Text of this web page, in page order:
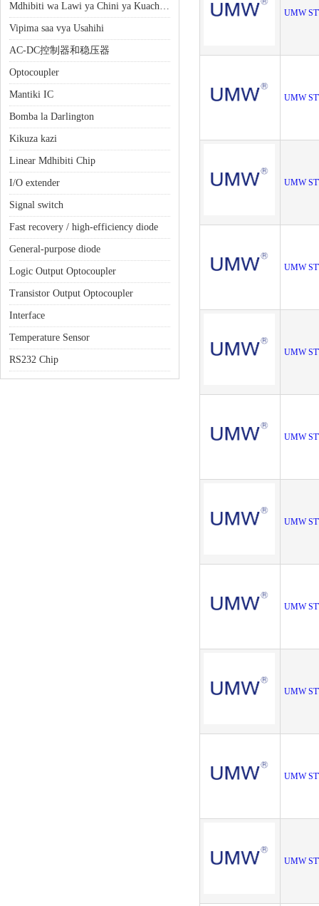
Mdhibiti wa Lawi ya Chini ya Kuacha (LDO)
Vipima saa vya Usahihi
AC-DC控制器和稳压器
Optocoupler
Mantiki IC
Bomba la Darlington
Kikuza kazi
Linear Mdhibiti Chip
I/O extender
Signal switch
Fast recovery / high-efficiency diode
General-purpose diode
Logic Output Optocoupler
Transistor Output Optocoupler
Interface
Temperature Sensor
RS232 Chip
UMW
UMW
UMW
UMW
UMW
UMW
UMW
UMW
UMW
UMW
UMW